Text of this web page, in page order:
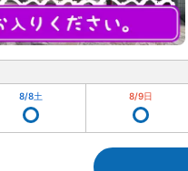
8/8土 8/9日